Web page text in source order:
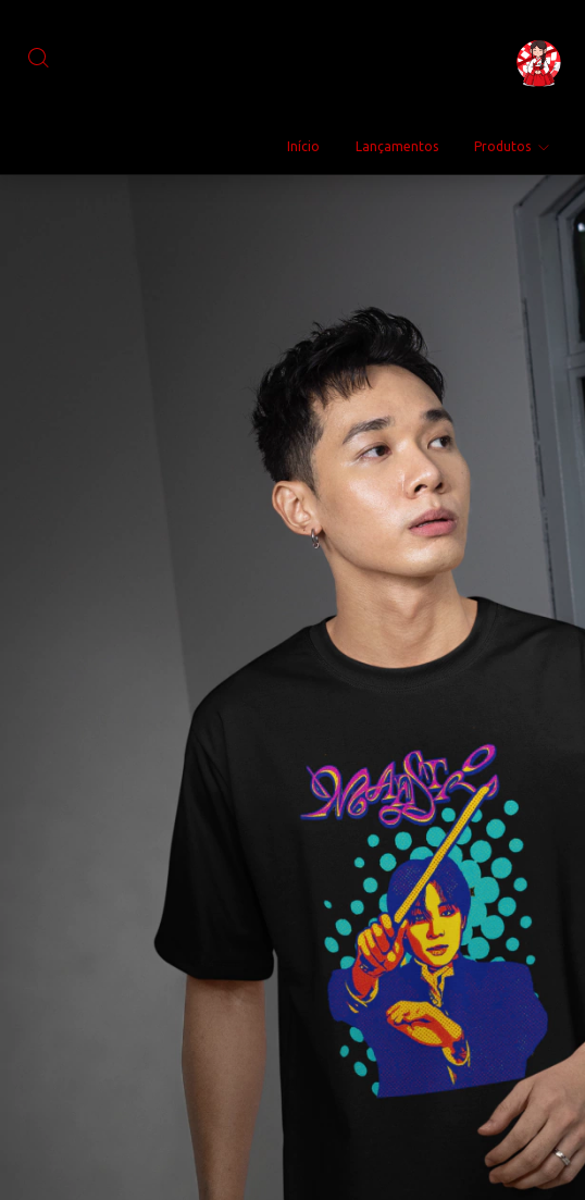
Início Lançamentos Produtos